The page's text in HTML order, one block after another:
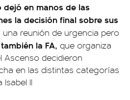
dejó en manos de las
la decisión final sobre sus
una reunión de urgencia pero
la FA, que organiza
Ascenso decidieron
en las distintas categorías
II